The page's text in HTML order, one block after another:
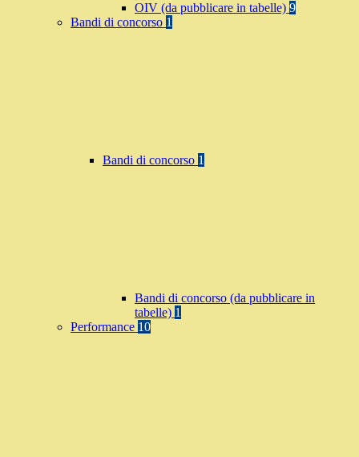
OIV (da pubblicare in tabelle) 9
Bandi di concorso 1
Bandi di concorso 1
Bandi di concorso (da pubblicare in
tabelle) 1
Performance 10